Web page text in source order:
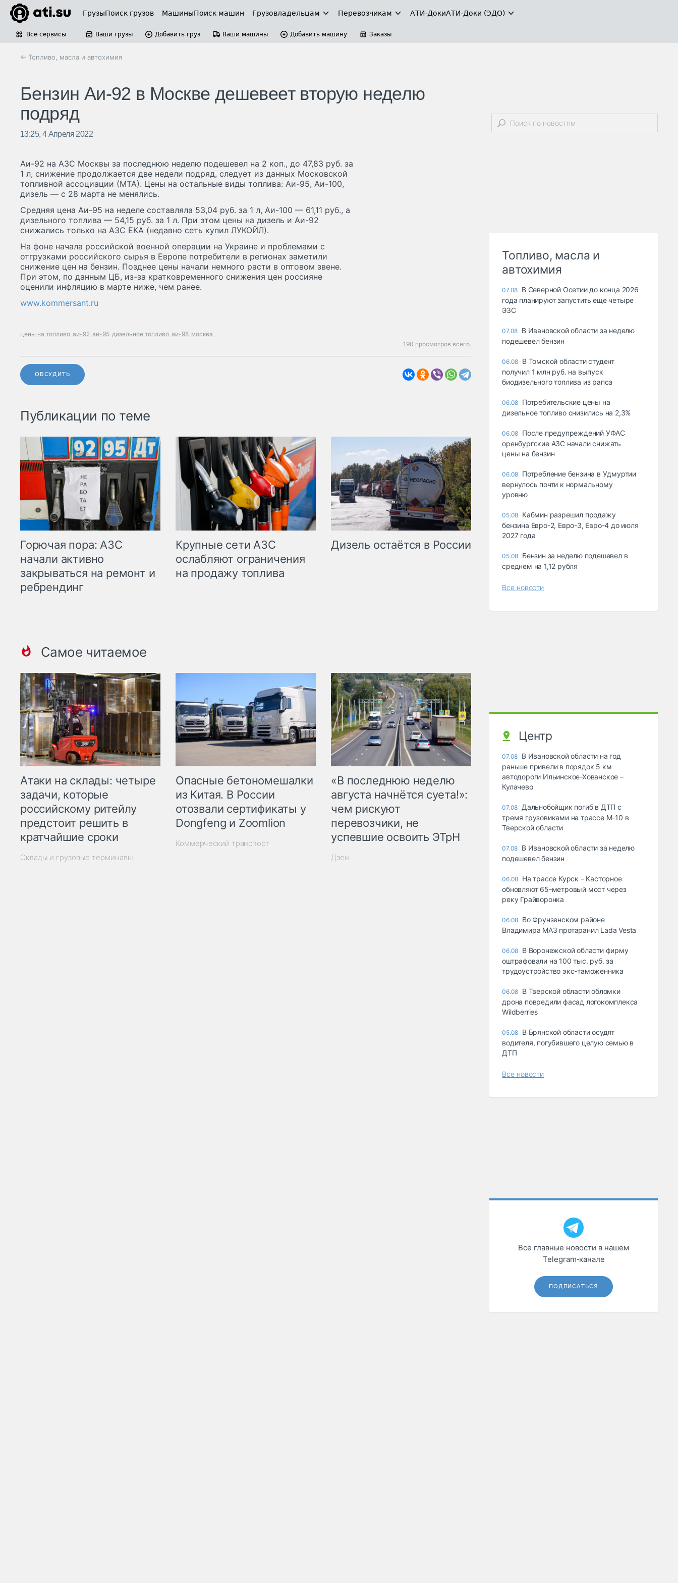
ГрузыПоиск грузов МашиныПоиск машин Грузовладельцам Перевозчикам АТИ-ДокиАТИ-Доки (ЭДО)
Все сервисы Ваши грузы Добавить груз Ваши машины Добавить машину Заказы
← Топливо, масла и автохимия
Бензин Аи-92 в Москве дешевеет вторую неделю
подряд
13:25, 4 Апреля 2022
Аи-92 на АЗС Москвы за последнюю неделю подешевел на 2 коп., до 47,83 руб. за
1 л, снижение продолжается две недели подряд, следует из данных Московской
топливной ассоциации (МТА). Цены на остальные виды топлива: Аи-95, Аи-100,
дизель — с 28 марта не менялись.
Средняя цена Аи-95 на неделе составляла 53,04 руб. за 1 л, Аи-100 — 61,11 руб., а
дизельного топлива — 54,15 руб. за 1 л. При этом цены на дизель и Аи-92
снижались только на АЗС ЕКА (недавно сеть купил ЛУКОЙЛ).
На фоне начала российской военной операции на Украине и проблемами с
отгрузками российского сырья в Европе потребители в регионах заметили
снижение цен на бензин. Позднее цены начали немного расти в оптовом звене.
При этом, по данным ЦБ, из-за кратковременного снижения цен россияне
оценили инфляцию в марте ниже, чем ранее.
www.kommersant.ru
цены на топливо аи-92 аи-95 дизельное топливо аи-98 москва
190 просмотров всего.
ОБСУДИТЬ
Публикации по теме
Горючая пора: АЗС
начали активно
закрываться на ремонт и
ребрендинг
Крупные сети АЗС
ослабляют ограничения
на продажу топлива
Дизель остаётся в России
Самое читаемое
Атаки на склады: четыре
задачи, которые
российскому ритейлу
предстоит решить в
кратчайшие сроки
Склады и грузовые терминалы
Опасные бетономешалки
из Китая. В России
отозвали сертификаты у
Dongfeng и Zoomlion
Коммерческий транспорт
«В последнюю неделю
августа начнётся суета!»:
чем рискуют
перевозчики, не
успевшие освоить ЭТрН
Дзен
Топливо, масла и
автохимия
07.08 В Северной Осетии до конца 2026
года планируют запустить еще четыре
ЭЗС
07.08 В Ивановской области за неделю
подешевел бензин
06.08 В Томской области студент
получил 1 млн руб. на выпуск
биодизельного топлива из рапса
06.08 Потребительские цены на
дизельное топливо снизились на 2,3%
06.08 После предупреждений УФАС
оренбургские АЗС начали снижать
цены на бензин
06.08 Потребление бензина в Удмуртии
вернулось почти к нормальному
уровню
05.08 Кабмин разрешил продажу
бензина Евро-2, Евро-3, Евро-4 до июля
2027 года
05.08 Бензин за неделю подешевел в
среднем на 1,12 рубля
Все новости
Центр
07.08 В Ивановской области на год
раньше привели в порядок 5 км
автодороги Ильинское-Хованское –
Кулачево
07.08 Дальнобойщик погиб в ДТП с
тремя грузовиками на трассе М-10 в
Тверской области
07.08 В Ивановской области за неделю
подешевел бензин
06.08 На трассе Курск – Касторное
обновляют 65-метровый мост через
реку Грайворонка
06.08 Во Фрунзенском районе
Владимира МАЗ протаранил Lada Vesta
06.08 В Воронежской области фирму
оштрафовали на 100 тыс. руб. за
трудоустройство экс-таможенника
06.08 В Тверской области обломки
дрона повредили фасад логокомплекса
Wildberries
05.08 В Брянской области осудят
водителя, погубившего целую семью в
ДТП
Все новости
Все главные новости в нашем
Telegram‑канале
ПОДПИСАТЬСЯ